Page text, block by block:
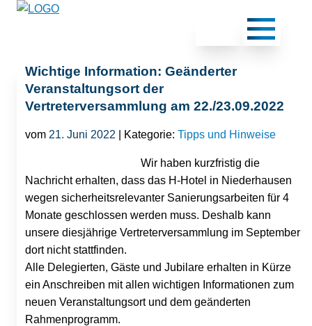
Wichtige Information: Geänderter
Veranstaltungsort der
Vertreterversammlung am 22./23.09.2022
vom 21. Juni 2022 | Kategorie: Tipps und Hinweise
Wir haben kurzfristig die
Nachricht erhalten, dass das H-Hotel in Niederhausen
wegen sicherheitsrelevanter Sanierungsarbeiten für 4
Monate geschlossen werden muss. Deshalb kann
unsere diesjährige Vertreterversammlung im September
dort nicht stattfinden.
Alle Delegierten, Gäste und Jubilare erhalten in Kürze
ein Anschreiben mit allen wichtigen Informationen zum
neuen Veranstaltungsort und dem geänderten
Rahmenprogramm.